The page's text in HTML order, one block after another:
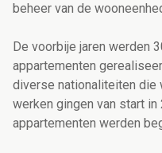
beheer van de
De voorbije jaren werden
appartementen
diverse nationaliteiten die
werken gingen van start
appartementen werden